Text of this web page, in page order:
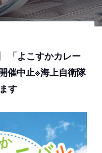
「よこすかカレー
催中止※海上自衛隊
す